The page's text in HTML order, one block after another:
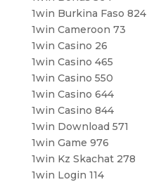
1win Burkina Faso 824
1win Cameroon 73
1win Casino 26
1win Casino 465
1win Casino 550
1win Casino 644
1win Casino 844
1win Download 571
1win Game 976
1win Kz Skachat 278
1win Login 114